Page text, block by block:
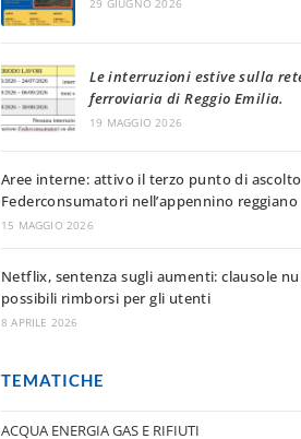
Le interruzioni estive sulla
ferroviaria di Reggio Emilia.
19 MAGGIO 2026
Aree interne: attivo il terzo punto di ascolto
Federconsumatori nell’appennino reggiano
15 MAGGIO 2026
Netflix, sentenza sugli aumenti: clausole
possibili rimborsi per gli utenti
8 APRILE 2026
TEMATICHE
ACQUA ENERGIA GAS E RIFIUTI